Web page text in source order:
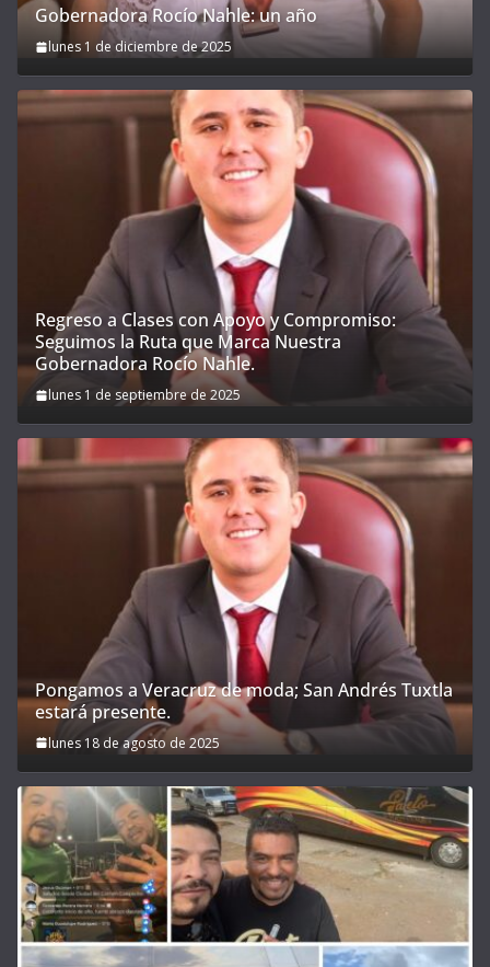
Gobernadora Rocío Nahle: un año
lunes 1 de diciembre de 2025
Regreso a Clases con Apoyo y Compromiso:
Seguimos la Ruta que Marca Nuestra
Gobernadora Rocío Nahle.
lunes 1 de septiembre de 2025
Pongamos a Veracruz de moda; San Andrés Tuxtla
estará presente.
lunes 18 de agosto de 2025